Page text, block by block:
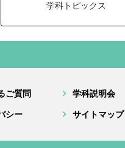
学科トピックス
ご質問 学科説明会
シー サイトマップ